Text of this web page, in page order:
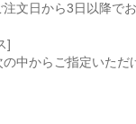
文日から3日以降でお
]
中からご指定いただ